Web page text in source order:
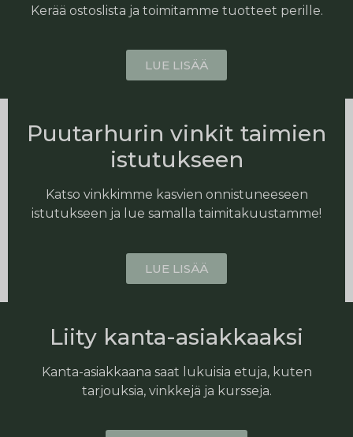
Kerää ostoslista ja toimitamme tuotteet perille.
LUE LISÄÄ
Puutarhurin vinkit taimien
istutukseen
Katso vinkkimme kasvien onnistuneeseen
istutukseen ja lue samalla taimitakuustamme!
LUE LISÄÄ
Liity kanta-asiakkaaksi
Kanta-asiakkaana saat lukuisia etuja, kuten
tarjouksia, vinkkejä ja kursseja.